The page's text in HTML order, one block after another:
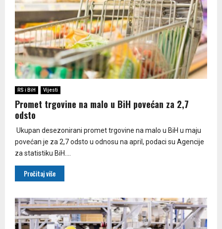
RS i BiH Vijesti
Promet trgovine na malo u BiH povećan za 2,7
odsto
Ukupan desezonirani promet trgovine na malo u BiH u maju
povećan je za 2,7 odsto u odnosu na april, podaci su Agencije
za statistiku BiH....
Pročitaj više